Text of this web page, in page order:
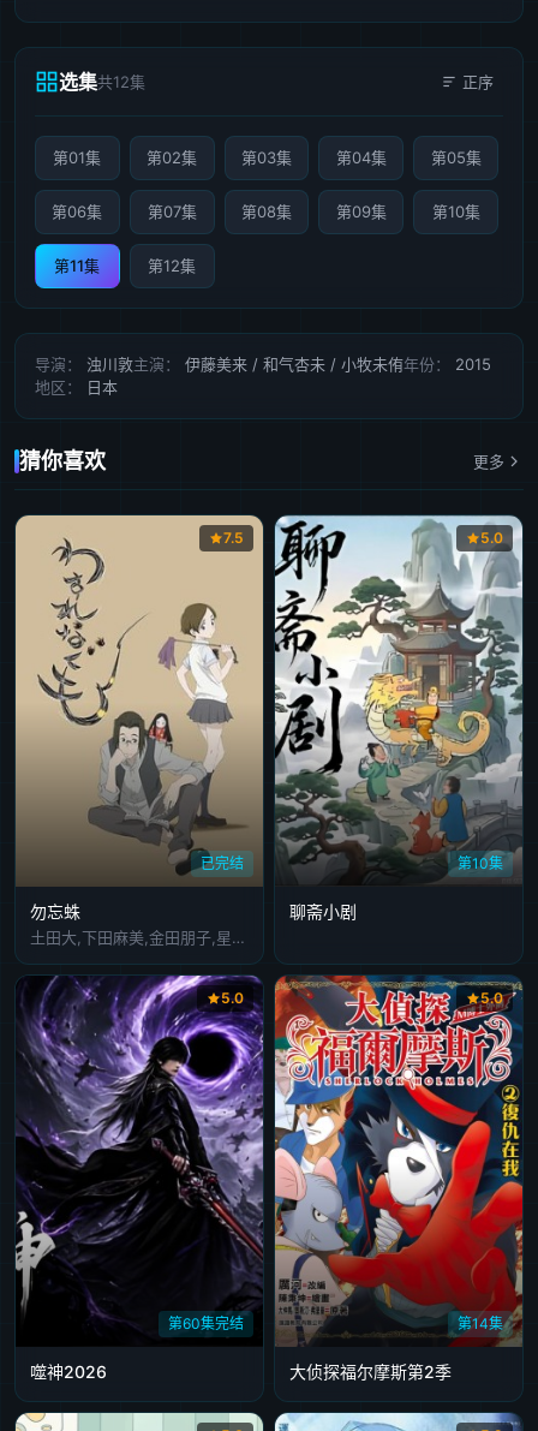
选集共12集 正序
第01集 第02集 第03集 第04集 第05集
第06集 第07集 第08集 第09集 第10集
第11集 第12集
导演： 浊川敦主演： 伊藤美来 / 和气杏未 / 小牧未侑年份：
2015
地区：
日本
猜你喜欢 更多
已完结
7.5
勿忘蛛
土田大,下田麻美,金田朋子,星野充昭
第10集
5.0
聊斋小剧
第60集完结
5.0
噬神2026
第14集
5.0
大侦探福尔摩斯第2季